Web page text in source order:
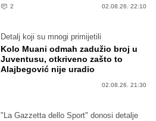
2 02.08.26. 22:10
Detalj koji su mnogi primijetili
Kolo Muani odmah zadužio broj u
Juventusu, otkriveno zašto to
Alajbegović nije uradio
02.08.26. 21:30
"La Gazzetta dello Sport" donosi detalje